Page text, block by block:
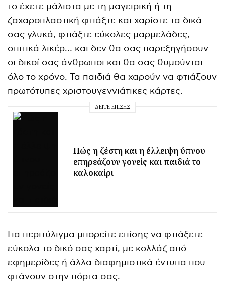
το έχετε μάλιστα με τη μαγειρική ή τη
ζαχαροπλαστική φτιάξτε και χαρίστε τα δικά
σας γλυκά, φτιάξτε εύκολες μαρμελάδες,
σπιτικά λικέρ… και δεν θα σας παρεξηγήσουν
οι δικοί σας άνθρωποι και θα σας θυμούνται
όλο το χρόνο. Τα παιδιά θα χαρούν να φτιάξουν
πρωτότυπες χριστουγεννιάτικες κάρτες.
ΔΕΊΤΕ ΕΠΊΣΗΣ
Πώς η ζέστη και η έλλειψη ύπνου
επηρεάζουν γονείς και παιδιά το
καλοκαίρι
Για περιτύλιγμα μπορείτε επίσης να φτιάξετε
εύκολα το δικό σας χαρτί, με κολλάζ από
εφημερίδες ή άλλα διαφημιστικά έντυπα που
φτάνουν στην πόρτα σας.